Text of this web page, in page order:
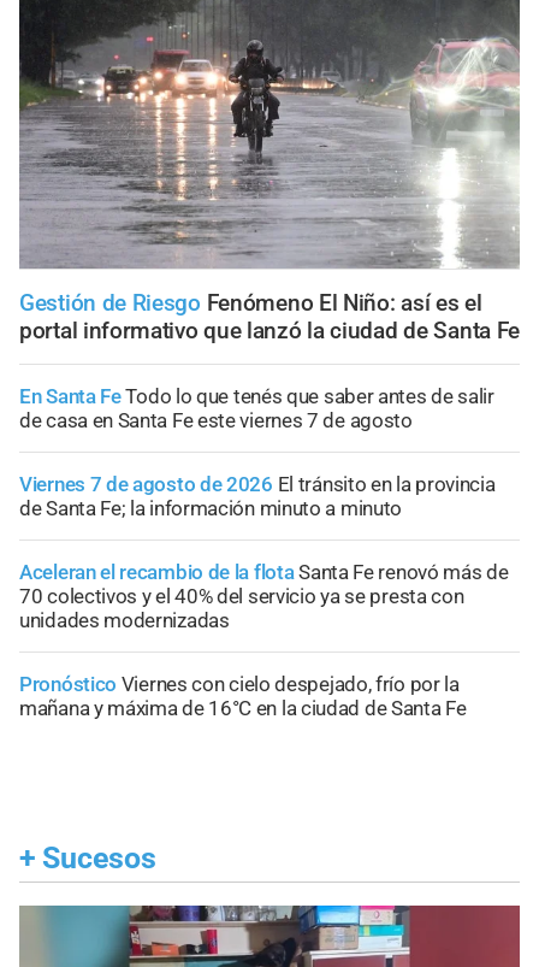
Gestión de Riesgo Fenómeno El Niño: así es el
portal informativo que lanzó la ciudad de Santa Fe
En Santa FeTodo lo que tenés que saber antes de salir
de casa en Santa Fe este viernes 7 de agosto
Viernes 7 de agosto de 2026 El tránsito en la provincia
de Santa Fe; la información minuto a minuto
Aceleran el recambio de la flotaSanta Fe renovó más de
70 colectivos y el 40% del servicio ya se presta con
unidades modernizadas
Pronóstico Viernes con cielo despejado, frío por la
mañana y máxima de 16°C en la ciudad de Santa Fe
+ Sucesos